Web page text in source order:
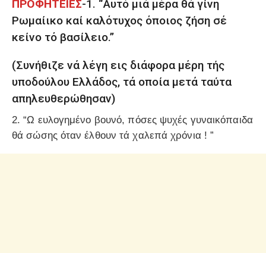
ΠΡΟΦΗΤΕΙΕΣ-1. “Αυτό μιά μέρα θά γίνη
Ρωμαίικο καί καλότυχος όποιος ζήση σέ
κείνο τό βασίλειο.”
(Συνήθιζε νά λέγη εις διάφορα μέρη τής
υποδούλου Ελλάδος, τά οποία μετά ταύτα
απηλευθερώθησαν)
2. “Ω ευλογημένο βουνό, πόσες ψυχές γυναικόπαιδα
θά σώσης όταν έλθουν τά χαλεπά χρόνια ! ”